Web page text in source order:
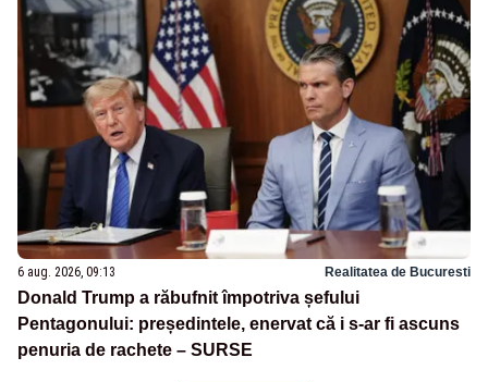
6 aug. 2026, 09:13 Realitatea de Bucuresti
Donald Trump a răbufnit împotriva șefului
Pentagonului: președintele, enervat că i s-ar fi ascuns
penuria de rachete – SURSE